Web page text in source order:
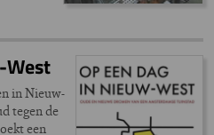
West
in Nieuw-
tegen de
een